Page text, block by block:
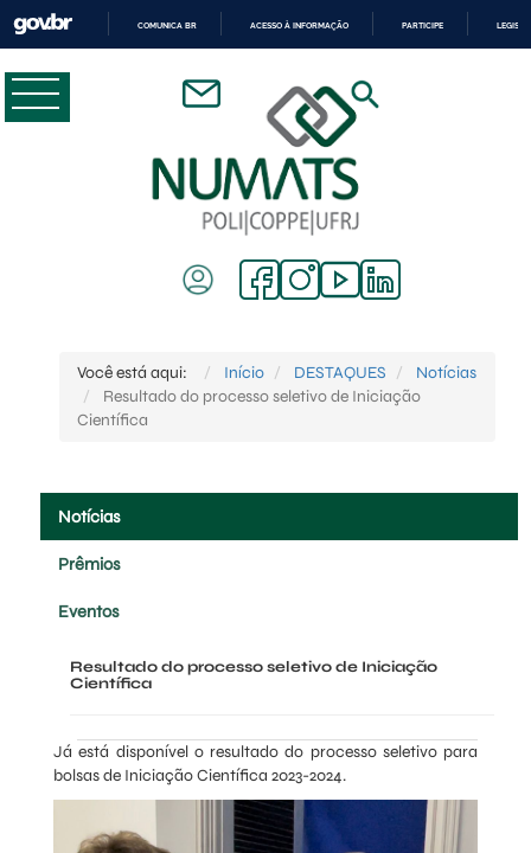
CONTEÚDO
COMUNICA BR ACESSO À INFORMAÇÃO PARTICIPE
Você está aqui: Início DESTAQUES
Notícias
Resultado do processo seletivo de Iniciação
Científica
Notícias
Prêmios
Eventos
Resultado do processo seletivo de Iniciação
Científica
Já está disponível o resultado do processo seletivo para
bolsas de Iniciação Científica 2023-2024.